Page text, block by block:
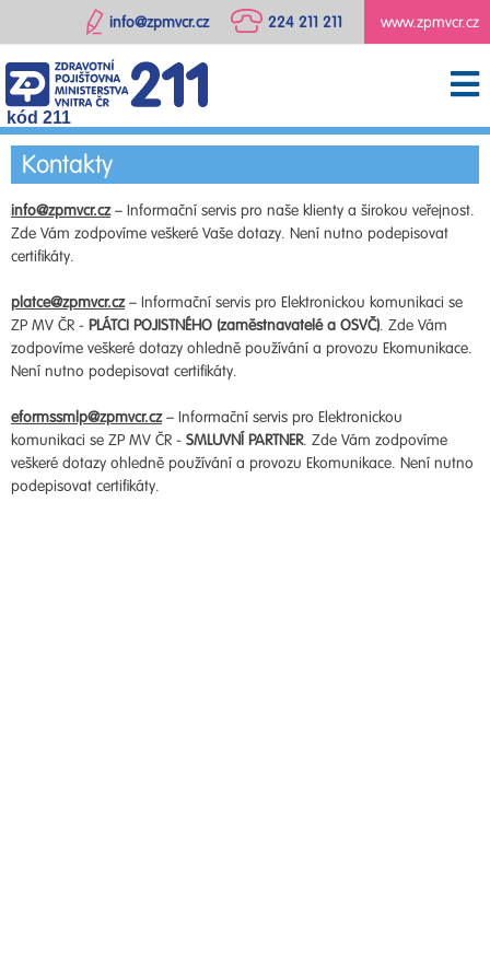
www.zpmvcr.cz
224 211 211
info@zpmvcr.cz
kód 211
Kontakty
info@zpmvcr.cz– Informační servis pro naše klienty a širokou veřejnost.
Zde Vám zodpovíme veškeré Vaše dotazy. Není nutno podepisovat
certifikáty.
platce@zpmvcr.cz– Informační servis pro Elektronickou komunikaci se
ZP MV ČR - PLÁTCI POJISTNÉHO (zaměstnavatelé a OSVČ). Zde Vám
zodpovíme veškeré dotazy ohledně používání a provozu Ekomunikace.
Není nutno podepisovat certifikáty.
eformssmlp@zpmvcr.cz– Informační servis pro Elektronickou
komunikaci se ZP MV ČR - SMLUVNÍ PARTNER. Zde Vám zodpovíme
veškeré dotazy ohledně používání a provozu Ekomunikace. Není nutno
podepisovat certifikáty.